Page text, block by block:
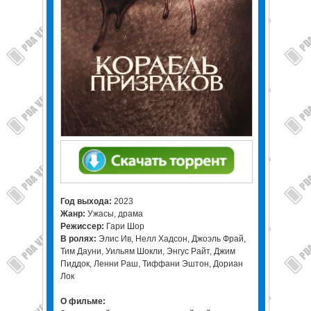
Год выхода: 2023
Жанр: Ужасы, драма
Режиссер: Гари Шор
В ролях: Элис Ив, Нелл Хадсон, Джоэль Фрай,
Тим Дауни, Уильям Шокли, Энгус Райт, Джим
Пиддок, Ленни Раш, Тиффани Эштон, Дориан
Лок
О фильме: